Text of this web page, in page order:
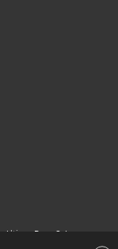
Altice Pay, S.A.